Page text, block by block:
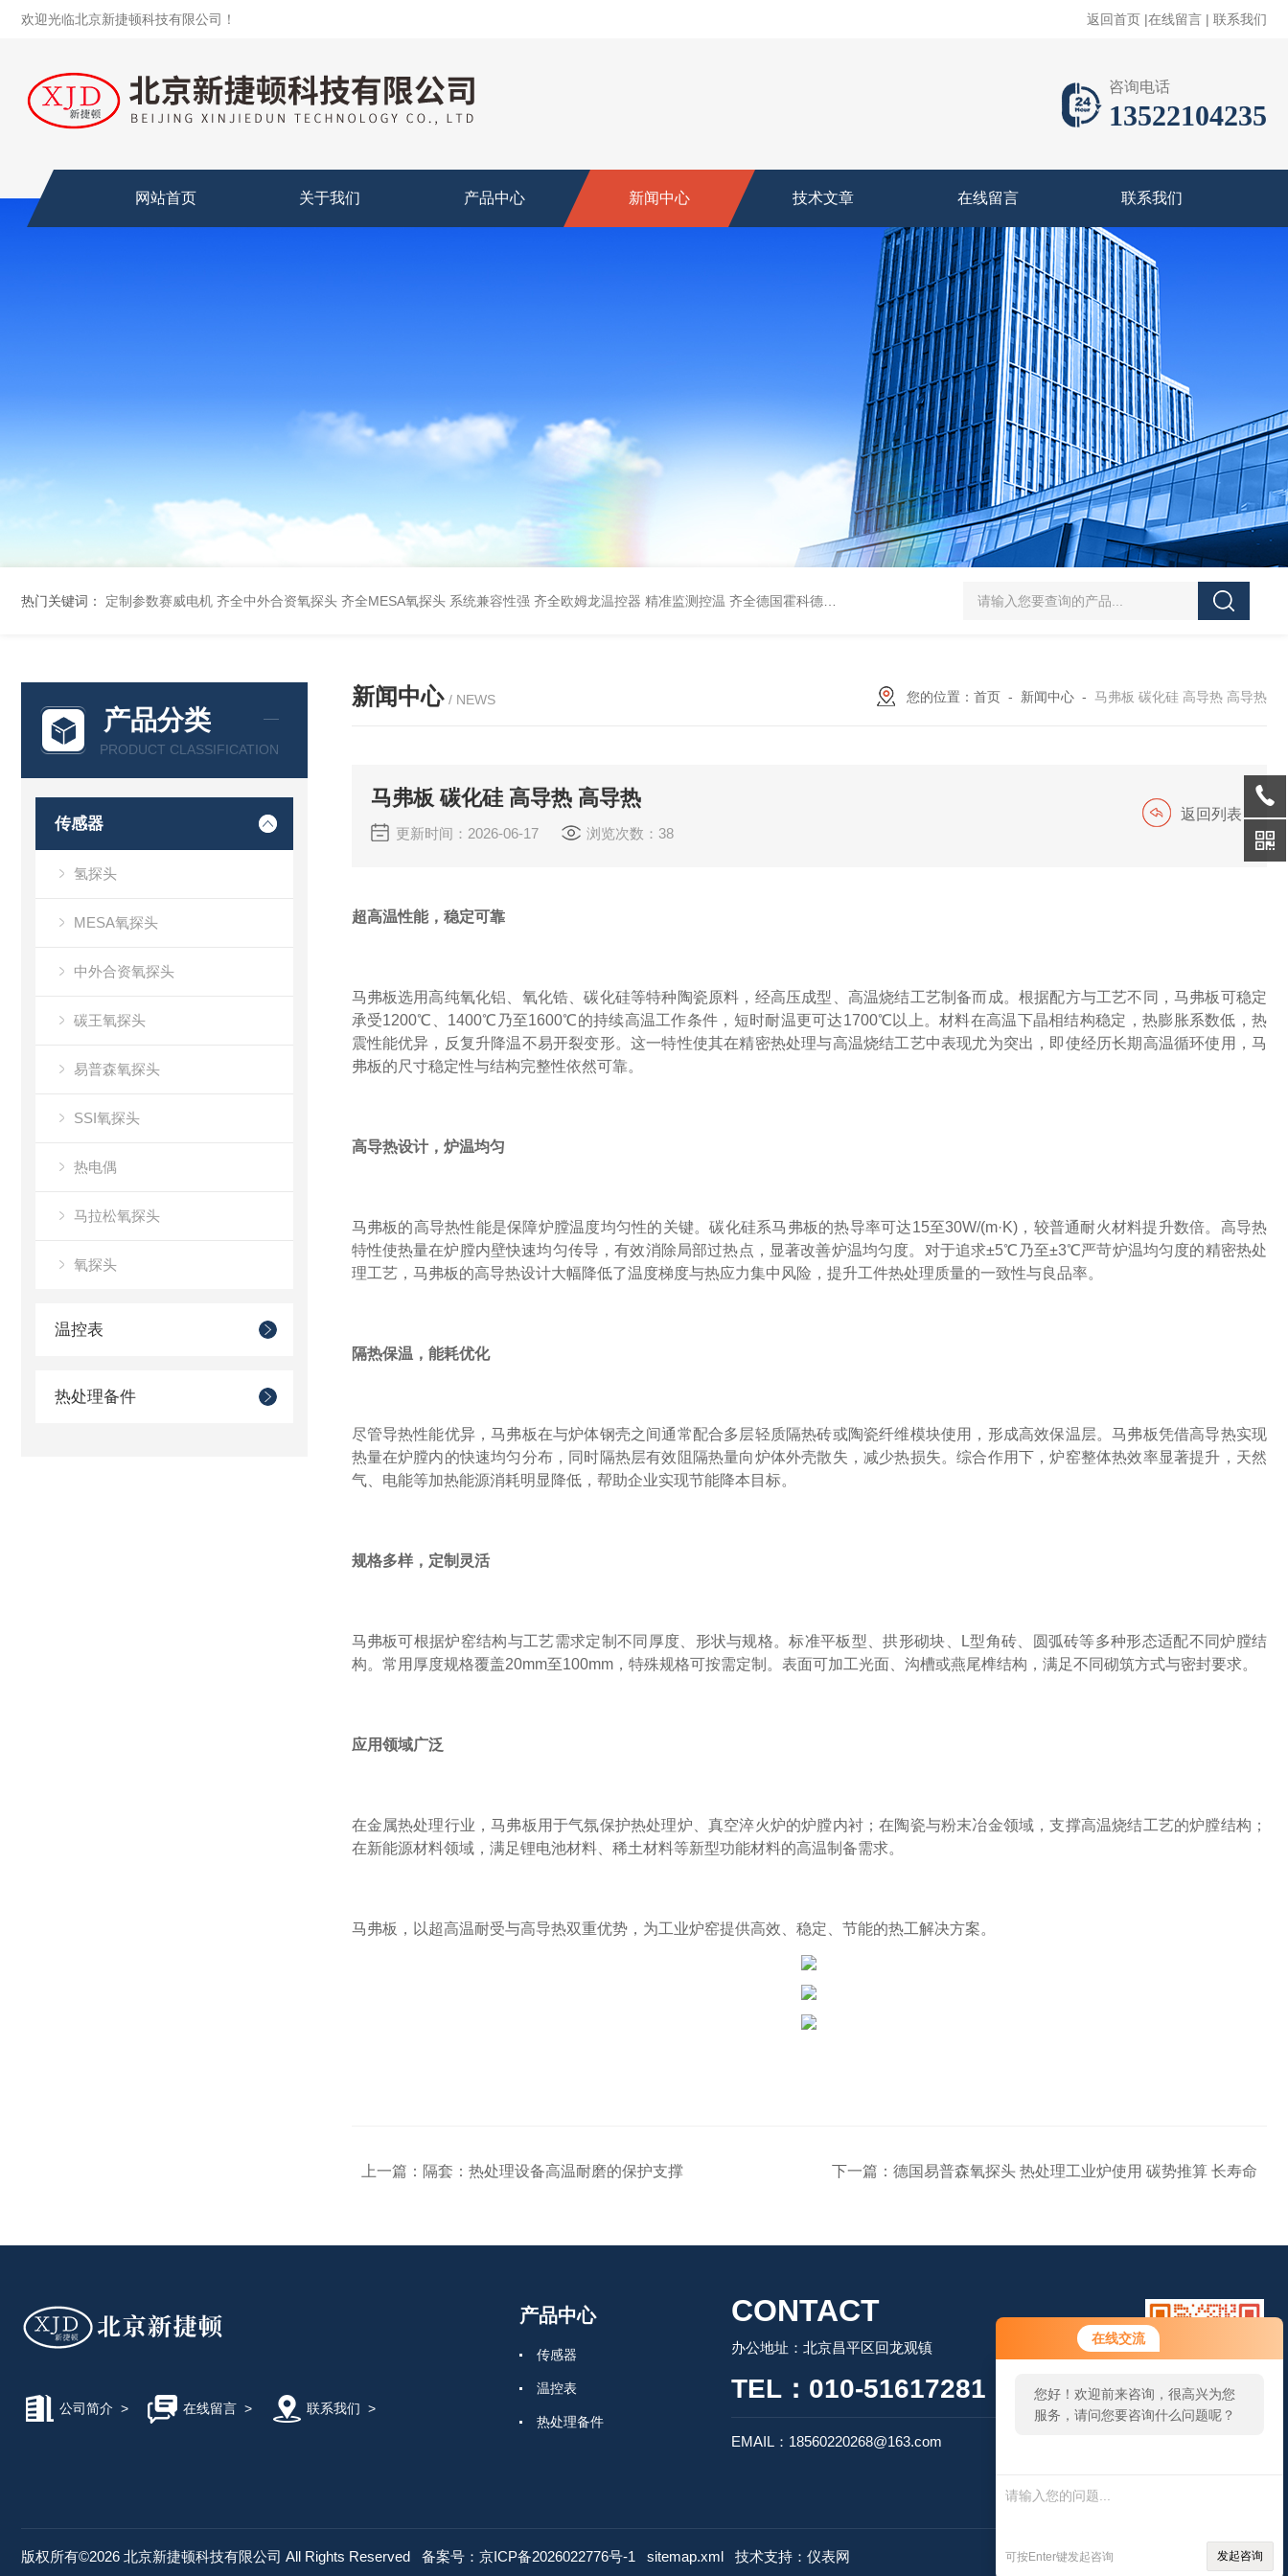
在线交流
您好！欢迎前来咨询，很高兴为您
服务，请问您要咨询什么问题呢？
您好，看您停留很久了，是否找到
了需求产品，您可以直接在线与我
可按Enter键发起咨询 发起咨询
欢迎光临北京新捷顿科技有限公司！ 返回首页 |在线留言 | 联系我们
咨询电话
13522104235
网站首页 关于我们 产品中心 新闻中心 技术文章 在线留言 联系我们
热门关键词： 定制参数赛威电机 齐全中外合资氧探头 齐全MESA氧探头 系统兼容性强 齐全欧姆龙温控器 精准监测控温 齐全德国霍科德KROM电磁阀 齐全欧陆Eurotherm温控器 齐全易普森热电偶 高稳定性 环境适
产品分类
PRODUCT CLASSIFICATION
传感器
氢探头
MESA氧探头
中外合资氧探头
碳王氧探头
易普森氧探头
SSI氧探头
热电偶
马拉松氧探头
氧探头
温控表
热处理备件
新闻中心 / NEWS 您的位置： 首页 - 新闻中心 - 马弗板 碳化硅 高导热 高导热
马弗板 碳化硅 高导热 高导热
更新时间：2026-06-17 浏览次数：38
返回列表
超高温性能，稳定可靠
马弗板选用高纯氧化铝、氧化锆、碳化硅等特种陶瓷原料，经高压成型、高温烧结工艺制备而成。根据配方与工艺不同，马弗板可稳定
承受1200℃、1400℃乃至1600℃的持续高温工作条件，短时耐温更可达1700℃以上。材料在高温下晶相结构稳定，热膨胀系数低，热
震性能优异，反复升降温不易开裂变形。这一特性使其在精密热处理与高温烧结工艺中表现尤为突出，即使经历长期高温循环使用，马
弗板的尺寸稳定性与结构完整性依然可靠。
高导热设计，炉温均匀
马弗板的高导热性能是保障炉膛温度均匀性的关键。碳化硅系马弗板的热导率可达15至30W/(m·K)，较普通耐火材料提升数倍。高导热
特性使热量在炉膛内壁快速均匀传导，有效消除局部过热点，显著改善炉温均匀度。对于追求±5℃乃至±3℃严苛炉温均匀度的精密热处
理工艺，马弗板的高导热设计大幅降低了温度梯度与热应力集中风险，提升工件热处理质量的一致性与良品率。
隔热保温，能耗优化
尽管导热性能优异，马弗板在与炉体钢壳之间通常配合多层轻质隔热砖或陶瓷纤维模块使用，形成高效保温层。马弗板凭借高导热实现
热量在炉膛内的快速均匀分布，同时隔热层有效阻隔热量向炉体外壳散失，减少热损失。综合作用下，炉窑整体热效率显著提升，天然
气、电能等加热能源消耗明显降低，帮助企业实现节能降本目标。
规格多样，定制灵活
马弗板可根据炉窑结构与工艺需求定制不同厚度、形状与规格。标准平板型、拱形砌块、L型角砖、圆弧砖等多种形态适配不同炉膛结
构。常用厚度规格覆盖20mm至100mm，特殊规格可按需定制。表面可加工光面、沟槽或燕尾榫结构，满足不同砌筑方式与密封要求。
应用领域广泛
在金属热处理行业，马弗板用于气氛保护热处理炉、真空淬火炉的炉膛内衬；在陶瓷与粉末冶金领域，支撑高温烧结工艺的炉膛结构；
在新能源材料领域，满足锂电池材料、稀土材料等新型功能材料的高温制备需求。
马弗板，以超高温耐受与高导热双重优势，为工业炉窑提供高效、稳定、节能的热工解决方案。
上一篇： 隔套：热处理设备高温耐磨的保护支撑 下一篇： 德国易普森氧探头 热处理工业炉使用 碳势推算 长寿命
公司简介 > 在线留言> 联系我们 >
产品中心
传感器
温控表
热处理备件
CONTACT
办公地址：北京昌平区回龙观镇
TEL：010-51617281
EMAIL：18560220268@163.com
版权所有©2026 北京新捷顿科技有限公司 All Rights Reserved 备案号：京ICP备2026022776号-1 sitemap.xml 技术支持： 仪表网 管理登陆